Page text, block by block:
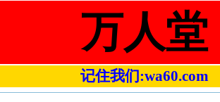
万人堂
记住我们:wa60.com